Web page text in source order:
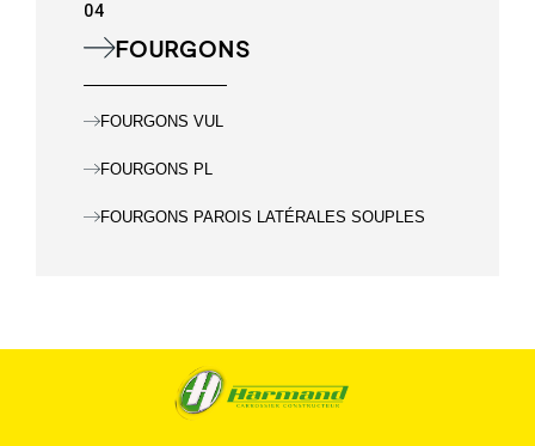
04
FOURGONS
FOURGONS VUL
FOURGONS PL
FOURGONS PAROIS LATÉRALES SOUPLES